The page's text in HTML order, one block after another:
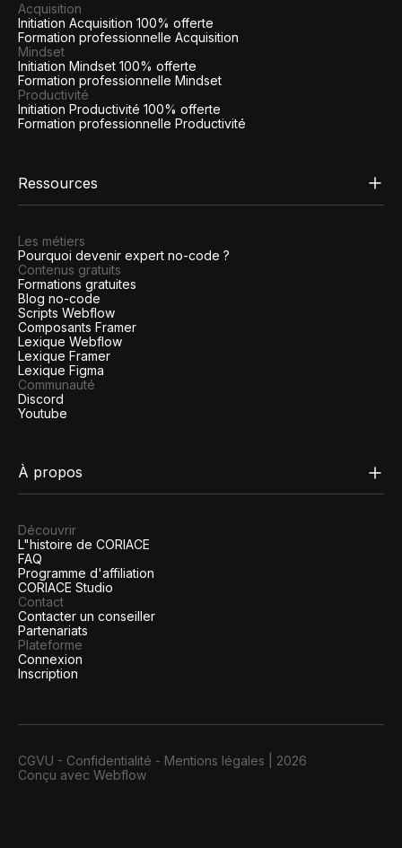
Acquisition
Initiation Acquisition 100% offerte
Formation professionnelle Acquisition
Mindset
Initiation Mindset 100% offerte
Formation professionnelle Mindset
Productivité
Initiation Productivité 100% offerte
Formation professionnelle Productivité
Ressources
Les métiers
Pourquoi devenir expert no-code ?
Contenus gratuits
Formations gratuites
Blog no-code
Scripts Webflow
Composants Framer
Lexique Webflow
Lexique Framer
Lexique Figma
Communauté
Discord
Youtube
À propos
Découvrir
L"histoire de CORIACE
FAQ
Programme d'affiliation
CORIACE Studio
Contact
Contacter un conseiller
Partenariats
Plateforme
Connexion
Inscription
CGVU - Confidentialité - Mentions légales
2026
Conçu avec Webflow